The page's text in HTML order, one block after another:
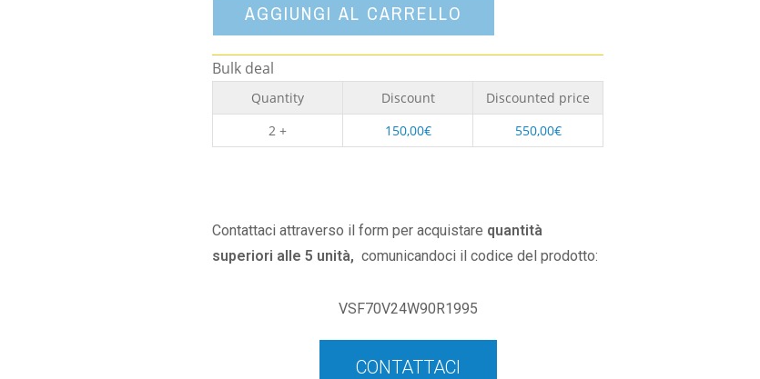
AGGIUNGI AL CARRELLO
Bulk deal
Quantity Discount
Discounted price
2 +
150,00€ 550,00€
Contattaci attraverso il form per acquistare quantità
superiori alle 5 unità, comunicandoci il codice del prodotto:
VSF70V24W90R1995
CONTATTACI